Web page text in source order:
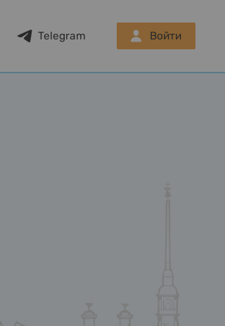
Telegram Войти